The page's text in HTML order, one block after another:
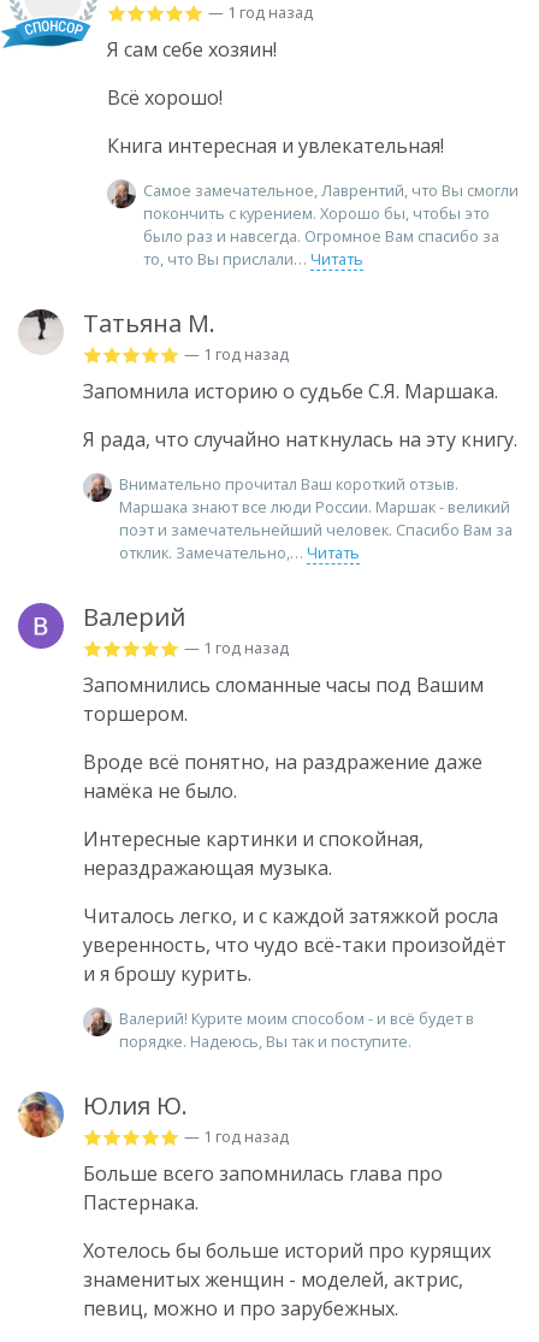
— 1 год назад
Я сам себе хозяин!
Всё хорошо!
Книга интересная и увлекательная!
Самое замечательное, Лаврентий, что Вы смогли
покончить с курением. Хорошо бы, чтобы это
было раз и навсегда. Огромное Вам спасибо за
то, что Вы прислали
Читать
Татьяна М.
— 1 год назад
Запомнила историю о судьбе С.Я. Маршака.
Я рада, что случайно наткнулась на эту книгу.
Внимательно прочитал Ваш короткий отзыв.
Маршака знают все люди России. Маршак - великий
поэт и замечательнейший человек. Спасибо Вам за
отклик. Замечательно,
Читать
Валерий
— 1 год назад
Запомнились сломанные часы под Вашим
торшером.
Вроде всё понятно, на раздражение даже
намёка не было.
Интересные картинки и спокойная,
нераздражающая музыка.
Читалось легко, и с каждой затяжкой росла
уверенность, что чудо всё-таки произойдёт
и я брошу курить.
Валерий! Курите моим способом - и всё будет в
порядке. Надеюсь, Вы так и поступите.
Юлия Ю.
— 1 год назад
Больше всего запомнилась глава про
Пастернака.
Хотелось бы больше историй про курящих
знаменитых женщин - моделей, актрис,
певиц, можно и про зарубежных.